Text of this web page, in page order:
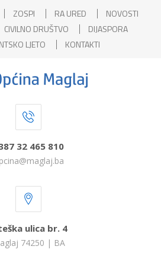
ZOSPI RA URED
NOVOSTI
CIVILNO DRUŠTVO
DIJASPORA
LJETO
KONTAKTI
32 465 810
ulica br. 4
74250 | BA